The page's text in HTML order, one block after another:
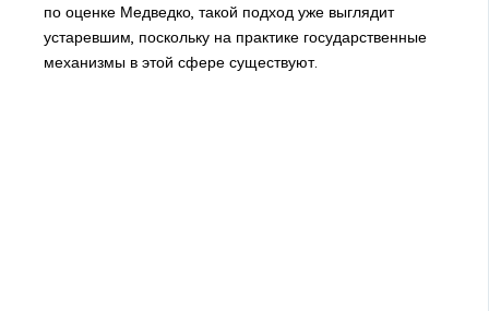
по оценке Медведко, такой подход уже выглядит
устаревшим, поскольку на практике государственные
механизмы в этой сфере существуют.